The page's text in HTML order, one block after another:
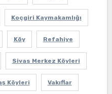
Koçgiri Kaymakamlığı
Köy Refahiye
Sivas Merkez Köyleri
Köyleri Vakıflar